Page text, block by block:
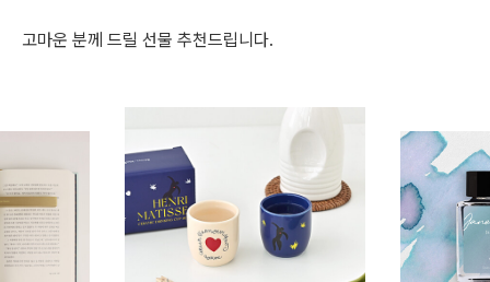
고마운 분께 드릴 선물 추천드립니다.